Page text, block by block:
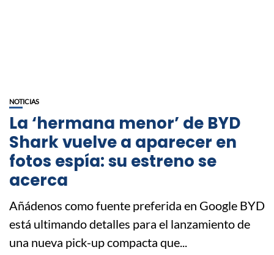
NOTICIAS
La ‘hermana menor’ de BYD
Shark vuelve a aparecer en
fotos espía: su estreno se
acerca
Añádenos como fuente preferida en Google BYD
está ultimando detalles para el lanzamiento de
una nueva pick-up compacta que...